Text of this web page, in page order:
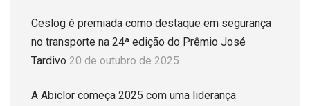
Ceslog é premiada como destaque em segurança
no transporte na 24ª edição do Prêmio José
Tardivo 20 de outubro de 2025
A Abiclor começa 2025 com uma liderança